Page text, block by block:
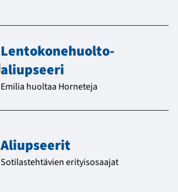
Lentokone­huolto­
aliupseeri
Emilia huoltaa Horneteja
Aliupseerit
Sotilastehtävien erityisosaajat